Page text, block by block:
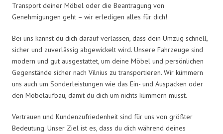
Transport deiner Möbel oder die Beantragung von
Genehmigungen geht – wir erledigen alles für dich!
Bei uns kannst du dich darauf verlassen, dass dein Umzug schnell,
sicher und zuverlässig abgewickelt wird. Unsere Fahrzeuge sind
modern und gut ausgestattet, um deine Möbel und persönlichen
Gegenstände sicher nach Vilnius zu transportieren. Wir kümmern
uns auch um Sonderleistungen wie das Ein- und Auspacken oder
den Möbelaufbau, damit du dich um nichts kümmern musst.
Vertrauen und Kundenzufriedenheit sind für uns von größter
Bedeutung. Unser Ziel ist es, dass du dich während deines